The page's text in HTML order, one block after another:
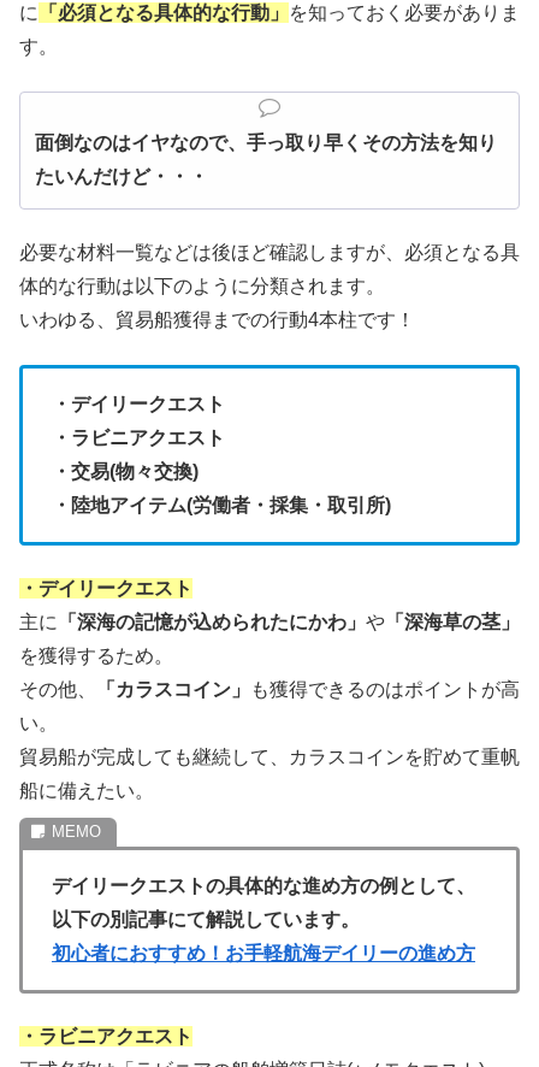
に 「必須となる具体的な行動」
を知っておく必要がありま
す。
面倒なのはイヤなので、手っ取り早くその方法を知り
たいんだけど・・・
必要な材料一覧などは後ほど確認しますが、必須となる具
体的な行動は以下のように分類されます。
いわゆる、貿易船獲得までの行動4本柱です！
・デイリークエスト
・ラビニアクエスト
・交易(物々交換)
・陸地アイテム(労働者・採集・取引所)
・デイリークエスト
主に
「深海の記憶が込められたにかわ」 や 「深海草の茎」
を獲得するため。
その他、
「カラスコイン」
も獲得できるのはポイントが高
い。
貿易船が完成しても継続して、カラスコインを貯めて重帆
船に備えたい。
デイリークエストの具体的な進め方の例として、
以下の別記事にて解説しています。
初心者におすすめ！お手軽航海デイリーの進め方
・ラビニアクエスト